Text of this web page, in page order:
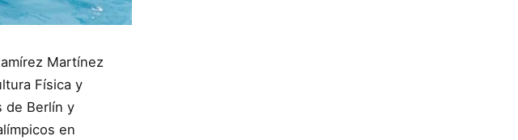
Martínez
Física y
de Berlín y
en